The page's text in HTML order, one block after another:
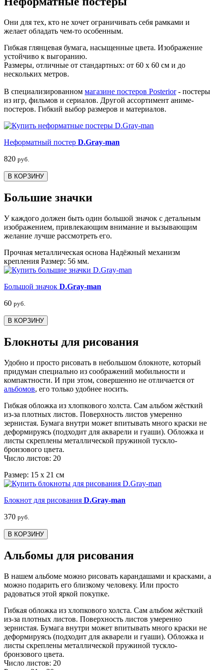
Они для тех, кто не хочет ограничивать себя рамками и
желает обладать чем-то особенным.
Гибкая глянцевая бумага, насыщенные цвета. Изображение
устойчиво к выгоранию.
Размеры, отличные от стандартных: от 60 х 60 см и до
нескольких метров.
В специализированном магазине постеров Posterior- постеры
из игр, фильмов и сериалов. Другой ассортимент аниме-
постеров. Гибкий выбор размеров и материалов.
Неформатный постер D.Gray-man
820 руб.
В КОРЗИНУ
Большие значки
У каждого должен быть один большой значок с детальным
изображением, привлекающим внимание и вызывающим
желание лучше рассмотреть его.
Прочная металлическая основа Надёжный механизм
крепления Размер: 56 мм.
Большой значок D.Gray-man
60 руб.
В КОРЗИНУ
Блокноты для рисования
Удобно и просто рисовать в небольшом блокноте, который
придуман специально из соображений мобильности и
компактности. И при этом, совершенно не отличается от
альбомов, его только удобнее носить.
Гибкая обложка из хлопкового холста. Сам альбом жёсткий
из-за плотных листов. Поверхность листов умеренно
зернистая. Бумага внутри может впитывать много краски не
деформируясь (подходит для акварели и гуаши). Обложка и
листы скреплены металлической пружиной тускло-
бронзового цвета.
Число листов: 20
Размер: 15 х 21 см
Блокнот для рисования D.Gray-man
370 руб.
В КОРЗИНУ
Альбомы для рисования
В нашем альбоме можно рисовать карандашами и красками, а
можно подарить его близкому человеку. Или просто
радоваться этой яркой покупке.
Гибкая обложка из хлопкового холста. Сам альбом жёсткий
из-за плотных листов. Поверхность листов умеренно
зернистая. Бумага внутри может впитывать много краски не
деформируясь (подходит для акварели и гуаши). Обложка и
листы скреплены металлической пружиной тускло-
бронзового цвета.
Число листов: 20